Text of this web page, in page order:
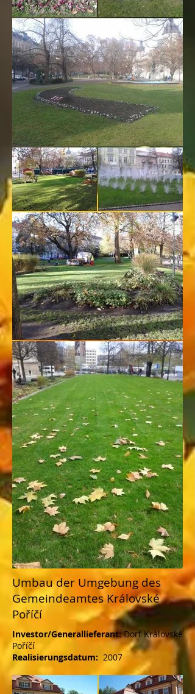
Umbau der Umgebung des
Gemeindeamtes Královské
Poříčí
Investor/Generallieferant:Dorf Královské
Poříčí
Realisierungsdatum: 2007